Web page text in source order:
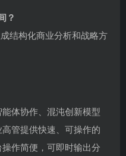
？
结构化商业分析和战略方
体协作、混沌创新模型
管提供快速、可操作的
作简便，可即时输出分